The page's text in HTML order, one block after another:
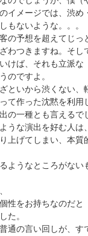
イメージでは、渋め
もないような。。。
の予想を超えてじっ
わつきますね。そし
けば、それも立派な
のですよ。
といから渋くない、
て作った沈黙を利用
の一種とも言えるで
うな演出を好む人は
上げてしまい、本質
ようなところがない
性をお持ちなのだと
た。
通の言い回しが、す